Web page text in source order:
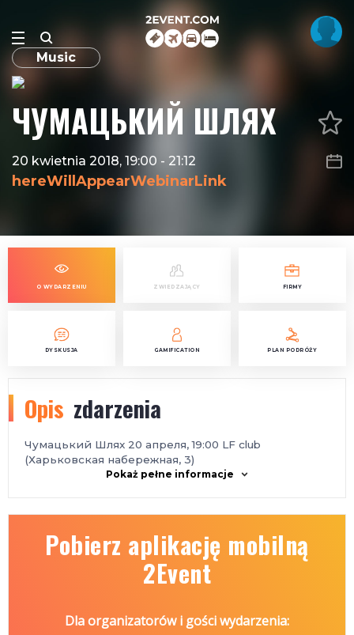
Music
ЧУМАЦЬКИЙ ШЛЯХ
20 kwietnia 2018, 19:00 - 21:12
hereWillAppearWebinarLink
O WYDARZENIU ZWIEDZAJĄCY FIRMY
DYSKUSJA GAMIFICATION PLAN PODRÓŻY
Opis zdarzenia
Чумацький Шлях 20 апреля, 19:00 LF club
(Харьковская набережная, 3)
Pokaż pełne informacje
Pobierz aplikację mobilną
2Event
Dla organizatorów i gości wydarzenia: